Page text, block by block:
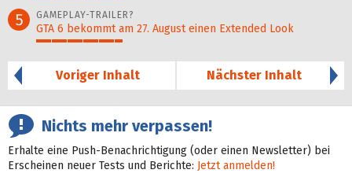
5 GAMEPLAY-TRAILER?
GTA 6 bekommt am 27. August einen Extended Look
Voriger Inhalt
Nächster Inhalt
Nichts mehr verpassen!
Erhalte eine Push-Benachrichtigung (oder einen Newsletter) bei
Erscheinen neuer Tests und Berichte: Jetzt anmelden!